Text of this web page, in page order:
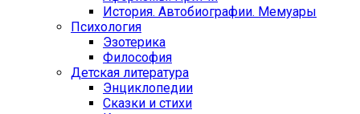
История. Автобиографии. Мемуары
Психология
Эзотерика
Философия
Детская литература
Энциклопедии
Сказки и стихи